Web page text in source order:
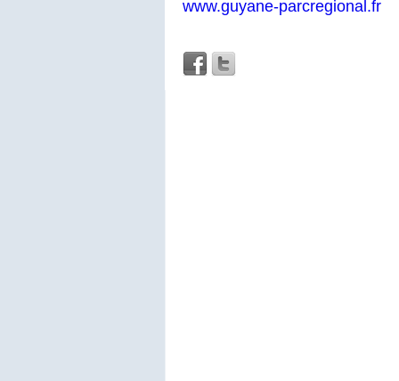
www.guyane-parcregional.fr